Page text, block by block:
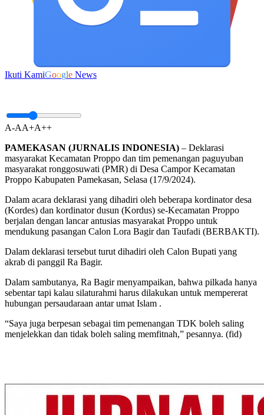
Ikuti KamiGoogle News
A-AA+A++
PAMEKASAN (JURNALIS INDONESIA) – Deklarasi
masyarakat Kecamatan Proppo dan tim pemenangan paguyuban
masyarakat ronggosuwati (PMR) di Desa Campor Kecamatan
Proppo Kabupaten Pamekasan, Selasa (17/9/2024).
Dalam acara deklarasi yang dihadiri oleh beberapa kordinator desa
(Kordes) dan kordinator dusun (Kordus) se-Kecamatan Proppo
berjalan dengan lancar antusias masyarakat Proppo untuk
mendukung pasangan Calon Lora Bagir dan Taufadi (BERBAKTI).
Dalam deklarasi tersebut turut dihadiri oleh Calon Bupati yang
akrab di panggil Ra Bagir.
Dalam sambutanya, Ra Bagir menyampaikan, bahwa pilkada hanya
sebentar tapi kalau silaturahmi harus dilakukan untuk mempererat
hubungan persaudaraan antar umat Islam .
“Saya juga berpesan sebagai tim pemenangan TDK boleh saling
menjelekkan dan tidak boleh saling memfitnah,” pesannya. (fid)